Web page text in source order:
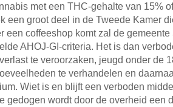
met een THC-gehalte van 15%
een groot deel in de Tweede Kamer
een coffeeshop komt zal de
AHOJ-GI-criteria. Het is dan
te veroorzaken, jeugd onder de
te verhandelen en
Wiet is en blijft een verboden
gedogen wordt door de overheid een